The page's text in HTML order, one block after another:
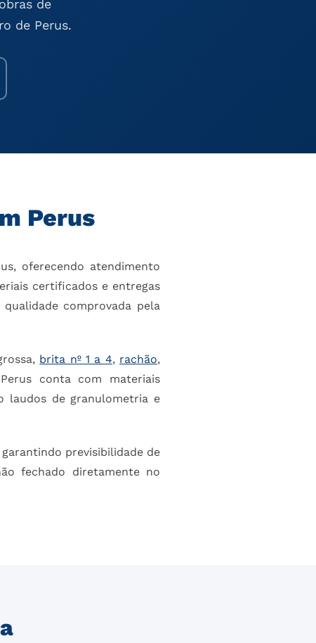
de
de Perus.
Perus
oferecendo atendimento
certificados e entregas
comprovada pela
brita nº 1 a 4, rachão,
conta com materiais
laudos de granulometria e
previsibilidade de
fechado diretamente no